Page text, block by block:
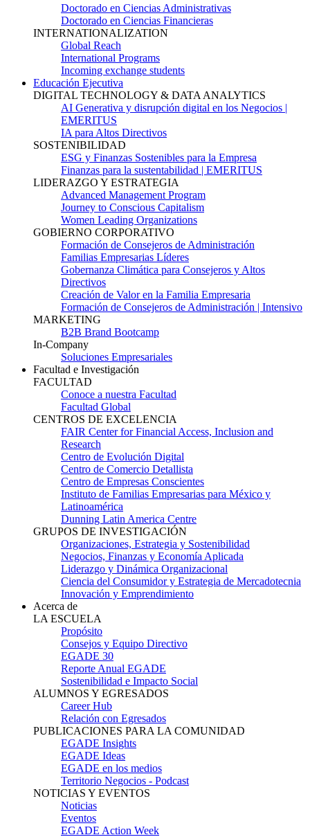
Doctorado en Ciencias Administrativas
Doctorado en Ciencias Financieras
INTERNATIONALIZATION
Global Reach
International Programs
Incoming exchange students
Educación Ejecutiva
DIGITAL TECHNOLOGY & DATA ANALYTICS
AI Generativa y disrupción digital en los Negocios |
EMERITUS
IA para Altos Directivos
SOSTENIBILIDAD
ESG y Finanzas Sostenibles para la Empresa
Finanzas para la sustentabilidad | EMERITUS
LIDERAZGO Y ESTRATEGIA
Advanced Management Program
Journey to Conscious Capitalism
Women Leading Organizations
GOBIERNO CORPORATIVO
Formación de Consejeros de Administración
Familias Empresarias Líderes
Gobernanza Climática para Consejeros y Altos
Directivos
Creación de Valor en la Familia Empresaria
Formación de Consejeros de Administración | Intensivo
MARKETING
B2B Brand Bootcamp
In-Company
Soluciones Empresariales
Facultad e Investigación
FACULTAD
Conoce a nuestra Facultad
Facultad Global
CENTROS DE EXCELENCIA
FAIR Center for Financial Access, Inclusion and
Research
Centro de Evolución Digital
Centro de Comercio Detallista
Centro de Empresas Conscientes
Instituto de Familias Empresarias para México y
Latinoamérica
Dunning Latin America Centre
GRUPOS DE INVESTIGACIÓN
Organizaciones, Estrategia y Sostenibilidad
Negocios, Finanzas y Economía Aplicada
Liderazgo y Dinámica Organizacional
Ciencia del Consumidor y Estrategia de Mercadotecnia
Innovación y Emprendimiento
Acerca de
LA ESCUELA
Propósito
Consejos y Equipo Directivo
EGADE 30
Reporte Anual EGADE
Sostenibilidad e Impacto Social
ALUMNOS Y EGRESADOS
Career Hub
Relación con Egresados
PUBLICACIONES PARA LA COMUNIDAD
EGADE Insights
EGADE Ideas
EGADE en los medios
Territorio Negocios - Podcast
NOTICIAS Y EVENTOS
Noticias
Eventos
EGADE Action Week